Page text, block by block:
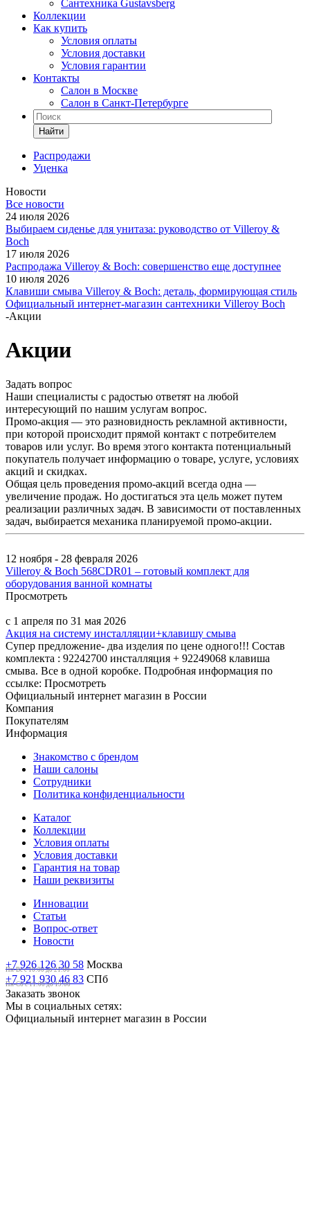
Сантехника Gustavsberg
Коллекции
Как купить
Условия оплаты
Условия доставки
Условия гарантии
Контакты
Салон в Москве
Салон в Санкт-Петербурге
Найти
Распродажи
Уценка
Новости
Все новости
24 июля 2026
Выбираем сиденье для унитаза: руководство от Villeroy &
Boch
17 июля 2026
Распродажа Villeroy & Boch: совершенство еще доступнее
10 июля 2026
Клавиши смыва Villeroy & Boch: деталь, формирующая стиль
Официальный интернет-магазин сантехники Villeroy Boch
-Акции
Акции
Задать вопрос
Наши специалисты с радостью ответят на любой
интересующий по нашим услугам вопрос.
Промо-акция — это разновидность рекламной активности,
при которой происходит прямой контакт с потребителем
товаров или услуг. Во время этого контакта потенциальный
покупатель получает информацию о товаре, услуге, условиях
акций и скидках.
Общая цель проведения промо-акций всегда одна —
увеличение продаж. Но достигаться эта цель может путем
реализации различных задач. В зависимости от поставленных
задач, выбирается механика планируемой промо-акции.
12 ноября - 28 февраля 2026
Villeroy & Boch 568CDR01 – готовый комплект для
оборудования ванной комнаты
Просмотреть
с 1 апреля по 31 мая 2026
Акция на систему инсталляции+клавишу смыва
Супер предложение- два изделия по цене одного!!! Состав
комплекта : 92242700 инсталляция + 92249068 клавиша
смыва. Все в одной коробке. Подробная информация по
ссылке: Просмотреть
Официальный интернет магазин в России
Компания
Покупателям
Информация
Знакомство с брендом
Наши салоны
Сотрудники
Политика конфиденциальности
Каталог
Коллекции
Условия оплаты
Условия доставки
Гарантия на товар
Наши реквизиты
Инновации
Статьи
Вопрос-ответ
Новости
+7 926 126 30 58 Москва
Пн-Вс с 10:00 до 21:00
+7 921 930 46 83 СПб
Пн-Сб c 11:00 до 19:00
Заказать звонок
Мы в социальных сетях:
Официальный интернет магазин в России